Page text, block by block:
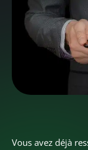
Vous avez déjà